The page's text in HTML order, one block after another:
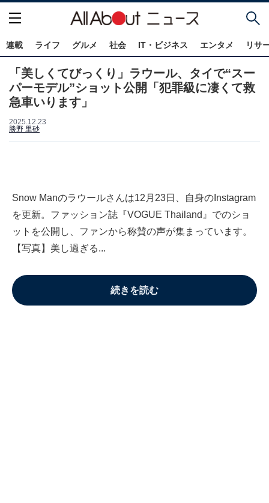
連載 ライフ グルメ 社会 IT・ビジネス エンタメ リサ
「美しくてびっくり」ラウール、タイで“スー
パーモデル”ショット公開「犯罪級に凄くて救
急車いります」
2025.12.23
勝野 里砂
Snow Manのラウールさんは12月23日、自身のInstagram
を更新。ファッション誌『VOGUE Thailand』でのショ
ットを公開し、ファンから称賛の声が集まっています。
【写真】美し過ぎる...
続きを読む